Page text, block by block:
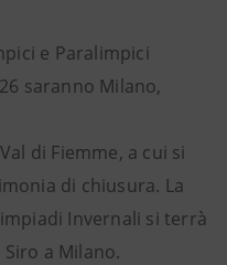
e Paralimpici
saranno Milano,
di Fiemme, a cui si
di chiusura. La
Invernali si terrà
a Milano.